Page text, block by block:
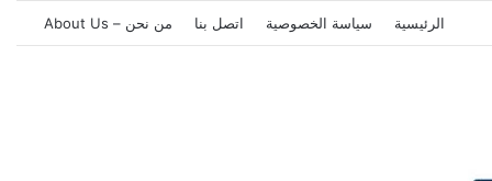
الرئيسية سياسة الخصوصية اتصل بنا من نحن – About Us